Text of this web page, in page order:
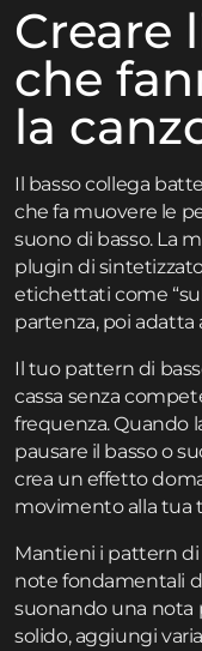
Creare
che
la
Il basso collega
che fa muovere le
suono di basso. La
plugin di
etichettati come
partenza, poi adatta
Il tuo pattern di
cassa senza
frequenza. Quando
pausare il basso o
crea un effetto
movimento alla tua
Mantieni i pattern di
note fondamentali
suonando una nota
solido, aggiungi